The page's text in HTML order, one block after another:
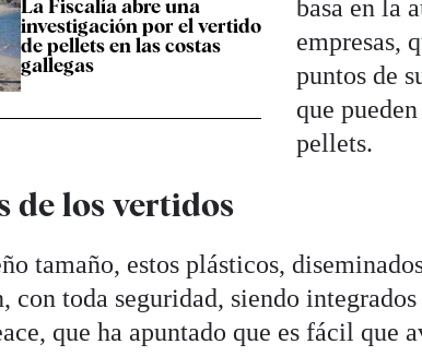
La Fiscalía abre una
investigación por el vertido
de pellets en las costas
gallegas
basa en la
empresas,
puntos de
que
pellets.
de los vertidos
tamaño, estos plásticos,
con toda seguridad, siendo
que ha apuntado que es fácil que